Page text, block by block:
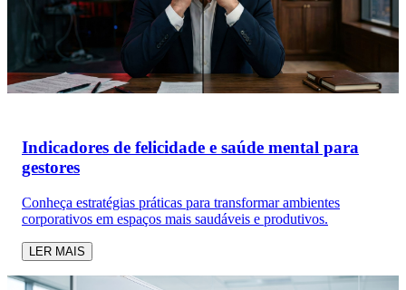
Indicadores de felicidade e saúde mental para
gestores
Conheça estratégias práticas para transformar ambientes
corporativos em espaços mais saudáveis e produtivos.
LER MAIS